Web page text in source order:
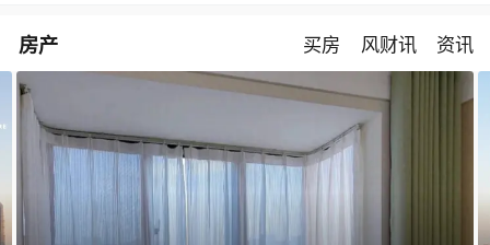
房产 买房 风财讯 资讯